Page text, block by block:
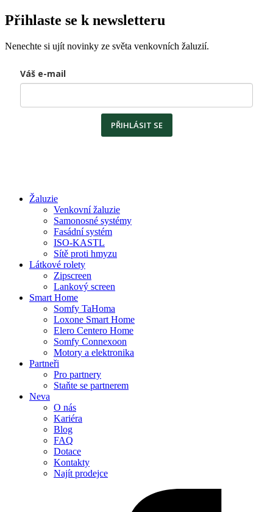
Přihlaste se k newsletteru
Nenechte si ujít novinky ze světa venkovních žaluzií.
Váš e-mail
PŘIHLÁSIT SE
Žaluzie
Venkovní žaluzie
Samonosné systémy
Fasádní systém
ISO-KASTL
Sítě proti hmyzu
Látkové rolety
Zipscreen
Lankový screen
Smart Home
Somfy TaHoma
Loxone Smart Home
Elero Centero Home
Somfy Connexoon
Motory a elektronika
Partneři
Pro partnery
Staňte se partnerem
Neva
O nás
Kariéra
Blog
FAQ
Dotace
Kontakty
Najít prodejce